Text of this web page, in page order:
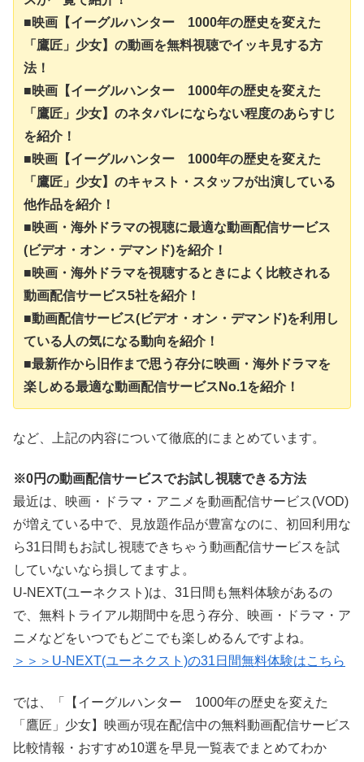
■映画【イーグルハンター 1000年の歴史を変えた
「鷹匠」少女】の動画を無料視聴でイッキ見する方
法！
■映画【イーグルハンター 1000年の歴史を変えた
「鷹匠」少女】のネタバレにならない程度のあらすじ
を紹介！
■映画【イーグルハンター 1000年の歴史を変えた
「鷹匠」少女】のキャスト・スタッフが出演している
他作品を紹介！
■映画・海外ドラマの視聴に最適な動画配信サービス
(ビデオ・オン・デマンド)を紹介！
■映画・海外ドラマを視聴するときによく比較される
動画配信サービス5社を紹介！
■動画配信サービス(ビデオ・オン・デマンド)を利用し
ている人の気になる動向を紹介！
■最新作から旧作まで思う存分に映画・海外ドラマを
楽しめる最適な動画配信サービスNo.1を紹介！
など、上記の内容について徹底的にまとめています。
※0円の動画配信サービスでお試し視聴できる方法
最近は、映画・ドラマ・アニメを動画配信サービス(VOD)
が増えている中で、見放題作品が豊富なのに、初回利用な
ら31日間もお試し視聴できちゃう動画配信サービスを試
していないなら損してますよ。
U-NEXT(ユーネクスト)は、31日間も無料体験があるの
で、無料トライアル期間中を思う存分、映画・ドラマ・ア
ニメなどをいつでもどこでも楽しめるんですよね。
＞＞＞U-NEXT(ユーネクスト)の31日間無料体験はこちら
では、「【イーグルハンター 1000年の歴史を変えた
「鷹匠」少女】映画が現在配信中の無料動画配信サービス
比較情報・おすすめ10選を早見一覧表でまとめてわか